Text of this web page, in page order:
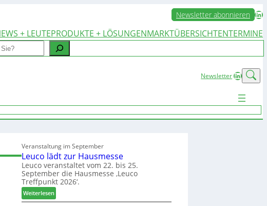
Newsletter abonnieren LinkedIn
+ LEUTEPRODUKTE + LÖSUNGENMARKTÜBERSICHTENTERMINE
NewsletterLinkedIn
Veranstaltung im September
Leuco lädt zur Hausmesse
Leuco veranstaltet vom 22. bis 25.
September die Hausmesse ‚Leuco
Treffpunkt 2026‘.
Weiterlesen:
L